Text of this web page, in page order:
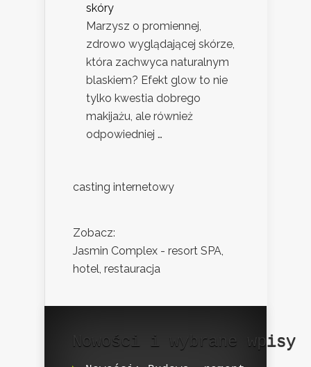
skóry
Marzysz o promiennej,
zdrowo wyglądającej skórze,
która zachwyca naturalnym
blaskiem? Efekt glow to nie
tylko kwestia dobrego
makijażu, ale również
odpowiedniej …
casting internetowy
Zobacz:
Jasmin Complex - resort SPA,
hotel, restauracja
Nowości i wybrane wpisy